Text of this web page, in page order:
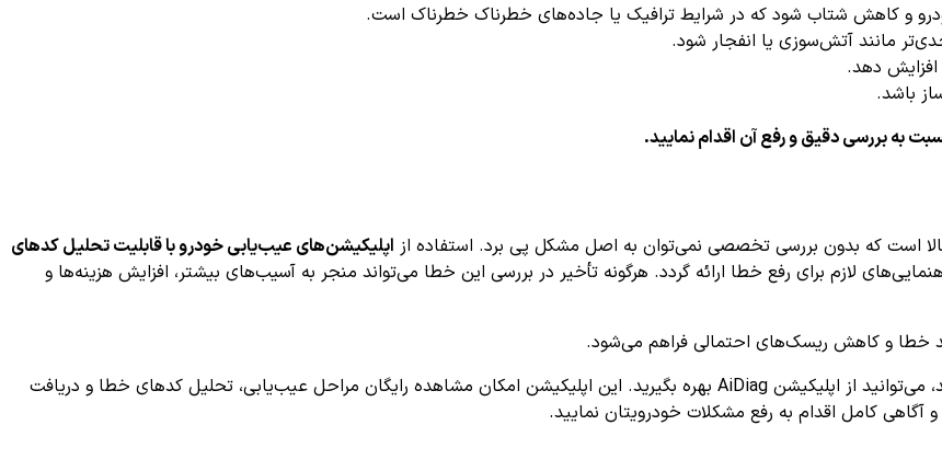
و کاهش شتاب شود که در شرایط ترافیک یا جاده‌های خطرناک خطرناک است.
مانند آتش‌سوزی یا انفجار شود.
افزایش دهد.
باشد.
به بررسی دقیق و رفع آن اقدام نمایید.
اپلیکیشن‌های عیب‌یابی خودرو با قابلیت تحلیل کدهای
لازم برای رفع خطا ارائه گردد. هرگونه تأخیر در بررسی این خطا می‌تواند منجر به آسیب‌های بیشتر، افزایش هزینه‌ها و
خطا و کاهش ریسک‌های احتمالی فراهم می‌شود.
اگر به دنبال راهکاری آسان و سریع برای عیب‌یابی کد خطای P0A05 هستید، می‌توانید از اپلیکیشن AiDiag بهره بگیرید. این اپلیکیشن امکان مشاهده رایگان مراحل عیب‌یابی، تحلیل کدهای خطا و دریافت
آگاهی کامل اقدام به رفع مشکلات خودرویتان نمایید.